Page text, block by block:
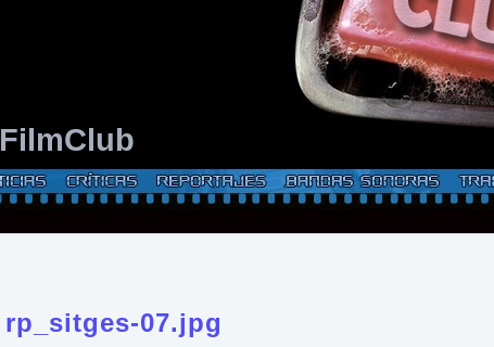
FilmClub
rp_sitges-07.jpg